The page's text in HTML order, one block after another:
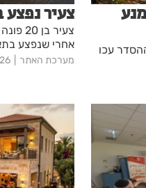
עכו
צעיר
צעיר
אחרי שנפצע
מערכת האתר